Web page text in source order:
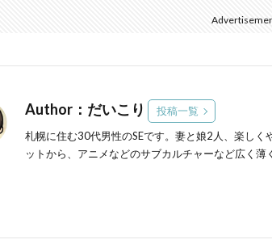
Author：だいこり
投稿一覧
札幌に住む30代男性のSEです。妻と娘2人、楽し
ットから、アニメなどのサブカルチャーなど広く薄